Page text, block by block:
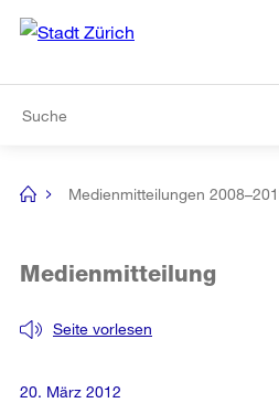
Navigation
[no
Medienmitteilungen
Seite vorlesen
Medienmitteilung
20. März 2012